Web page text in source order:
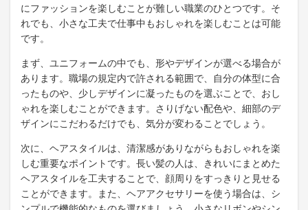
にファッションを楽しむことが難しい職業のひとつです。そ
れでも、小さな工夫で仕事中もおしゃれを楽しむことは可能
です。
まず、ユニフォームの中でも、形やデザインが選べる場合が
あります。職場の規定内で許される範囲で、自分の体型に合
ったものや、少しデザインに凝ったものを選ぶことで、おし
ゃれを楽しむことができます。さりげない配色や、細部のデ
ザインにこだわるだけでも、気分が変わることでしょう。
次に、ヘアスタイルは、清潔感がありながらもおしゃれを楽
しむ重要なポイントです。長い髪の人は、きれいにまとめた
ヘアスタイルを工夫することで、顔周りをすっきりと見せる
ことができます。また、ヘアアクセサリーを使う場合は、シ